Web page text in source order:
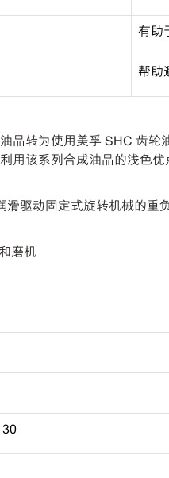
有助
帮助
品转为使用美孚 SHC 齿
用该系列合成油品的浅色
驱动固定式旋转机械的
磨机